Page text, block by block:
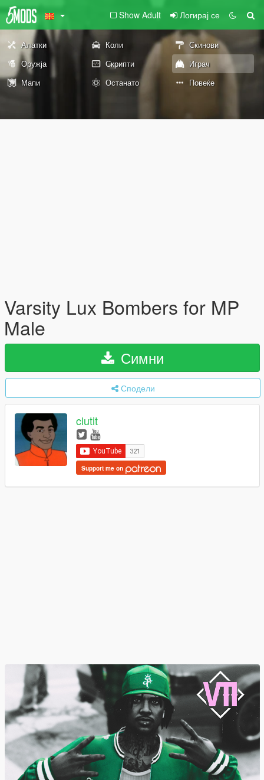
Show Adult Логирај се
Алатки Коли
Скинови
Оружја
Скрипти
Играч
Мапи
Останато Повеќе
Varsity Lux Bombers for MP
Male
Симни
Сподели
clutit
Support me on